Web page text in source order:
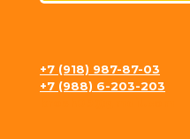
+7 (918) 987-87-03
+7 (988) 6-203-203